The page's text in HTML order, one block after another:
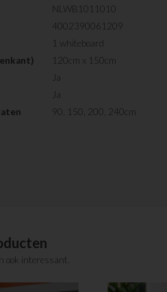
NLWB1011010
4002390061209
1 whiteboard
120cm x 150cm
Ja
Ja
90, 150, 200, 240cm
ook interessant.